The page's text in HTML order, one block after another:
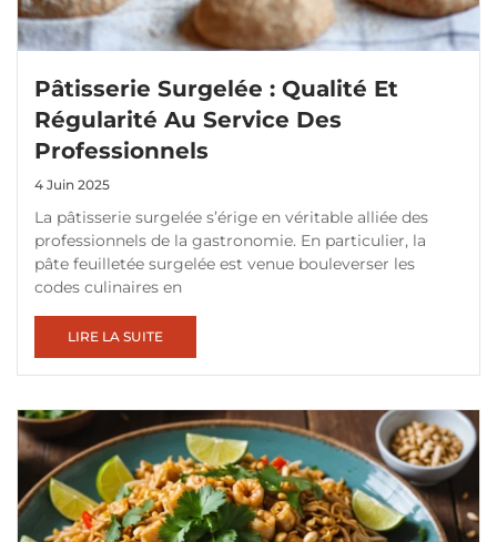
Pâtisserie Surgelée : Qualité Et
Régularité Au Service Des
Professionnels
4 Juin 2025
La pâtisserie surgelée s’érige en véritable alliée des
professionnels de la gastronomie. En particulier, la
pâte feuilletée surgelée est venue bouleverser les
codes culinaires en
LIRE LA SUITE